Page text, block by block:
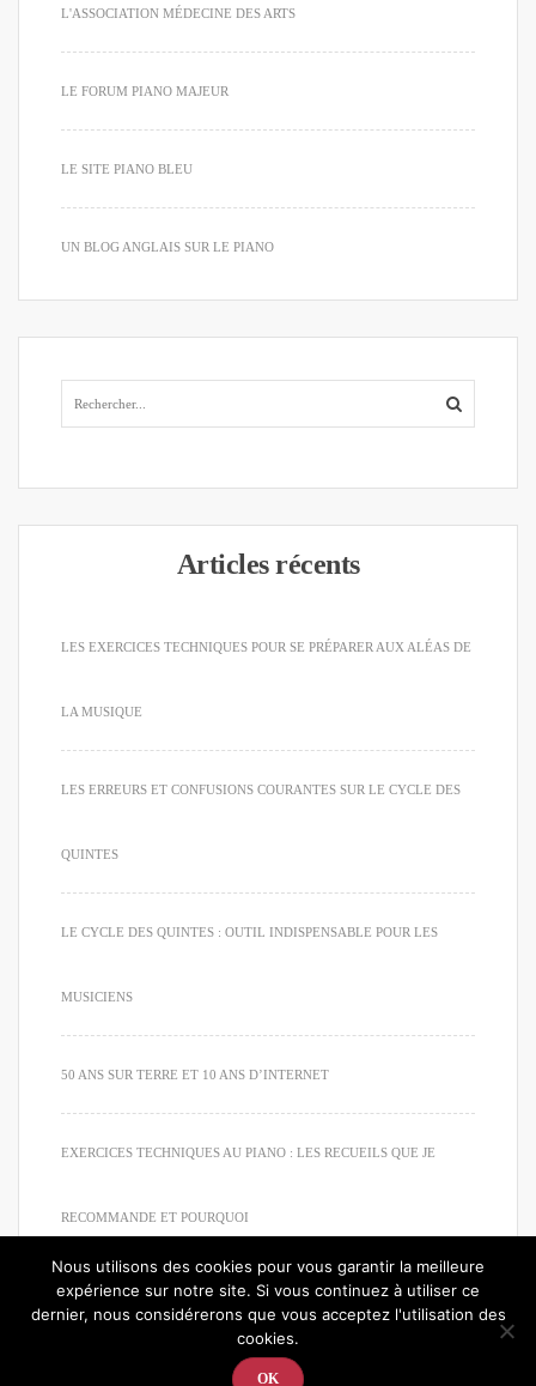
L'ASSOCIATION MÉDECINE DES ARTS
LE FORUM PIANO MAJEUR
LE SITE PIANO BLEU
UN BLOG ANGLAIS SUR LE PIANO
Articles récents
LES EXERCICES TECHNIQUES POUR SE PRÉPARER AUX ALÉAS DE
LA MUSIQUE
LES ERREURS ET CONFUSIONS COURANTES SUR LE CYCLE DES
QUINTES
LE CYCLE DES QUINTES : OUTIL INDISPENSABLE POUR LES
MUSICIENS
50 ANS SUR TERRE ET 10 ANS D’INTERNET
EXERCICES TECHNIQUES AU PIANO : LES RECUEILS QUE JE
RECOMMANDE ET POURQUOI
© 2020. Tous droits réservés. Apprendre à jouer du piano
Nous utilisons des cookies pour vous garantir la meilleure
expérience sur notre site. Si vous continuez à utiliser ce
dernier, nous considérerons que vous acceptez l'utilisation des
cookies.
OK